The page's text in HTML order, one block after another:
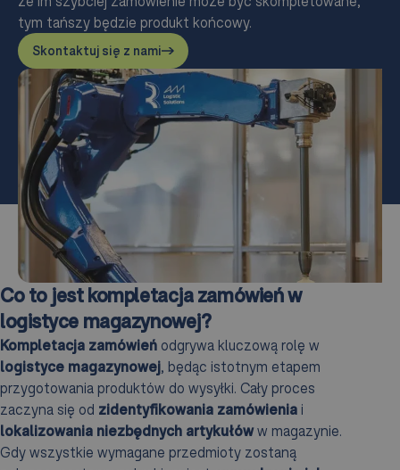
tym tańszy będzie produkt końcowy.
Skontaktuj się z nami
Co to jest kompletacja zamówień w
logistyce magazynowej?
Kompletacja zamówień odgrywa kluczową rolę w
logistyce magazynowej, będąc istotnym etapem
przygotowania produktów do wysyłki. Cały proces
zaczyna się od zidentyfikowania zamówienia i
lokalizowania niezbędnych artykułóww magazynie.
Gdy wszystkie wymagane przedmioty zostaną